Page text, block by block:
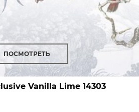
ПОСМОТРЕТЬ
Vanilla Lime 14303